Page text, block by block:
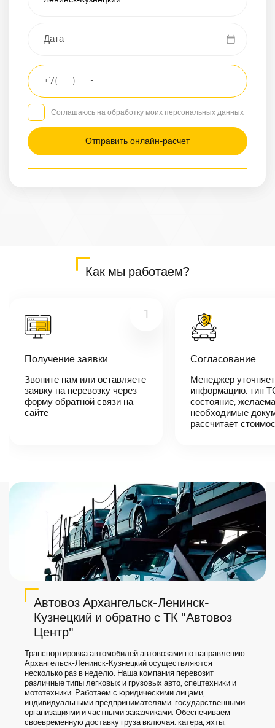
Грузовой
Другое
Транспортное
средство
Седан
/
Маршрут
Архангельск
минут наш
логист
свяжется с
вами,
согласует
Соглашаюсь на обработку моих персональных данных
Как мы работаем?
1
Получение заявки
Звоните нам или оставляете
заявку на перевозку через
форму обратной связи на
сайте
Согласование
Менеджер уточняет
информацию: тип
состояние,
необходимые
рассчитает
Автовоз Архангельск-Ленинск-
Кузнецкий и обратно с ТК "Автовоз
Центр"
Транспортировка автомобилей автовозами по направлению
Архангельск-Ленинск-Кузнецкий осуществляются
несколько раз в неделю. Наша компания перевозит
различные типы легковых и грузовых авто, спецтехники и
мототехники. Работаем с юридическими лицами,
индивидуальными предпринимателями, государственными
организациями и частными заказчиками. Обеспечиваем
своевременную доставку груза включая: катера, яхты,